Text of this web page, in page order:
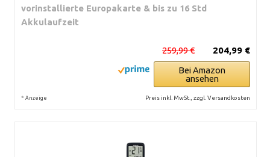
vorinstallierte Europakarte & bis zu 16 Std
Akkulaufzeit
204,99 €
259,99 €
Bei Amazon
ansehen
* Anzeige Preis inkl. MwSt., zzgl. Versandkosten